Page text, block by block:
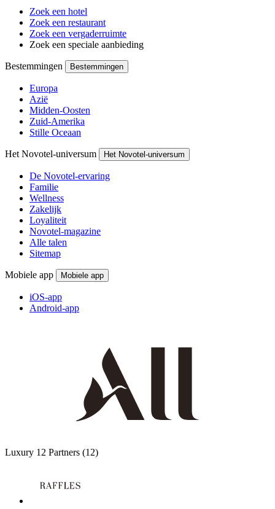
Zoek een hotel
Zoek een restaurant
Zoek een vergaderruimte
Zoek een speciale aanbieding
Bestemmingen Bestemmingen
Europa
Azië
Midden-Oosten
Zuid-Amerika
Stille Oceaan
Het Novotel-universum Het Novotel-universum
De Novotel-ervaring
Familie
Wellness
Zakelijk
Loyaliteit
Novotel-magazine
Alle talen
Sitemap
Mobiele app Mobiele app
iOS-app
Android-app
Luxury 12 Partners (12)